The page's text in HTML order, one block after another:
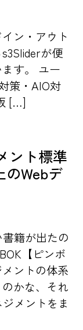
ン・アウト
が便
す。 ユー
策・AIO対
[…]
ント標準
のWebデ
籍が出たの
【ピンボ
ントの体系
かな、それ
メントをま